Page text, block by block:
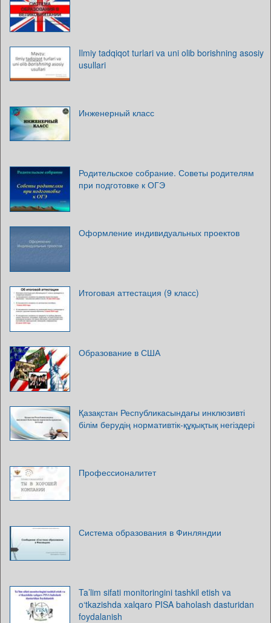
Ilmiy tadqiqot turlari va uni olib borishning asosiy
usullari
Инженерный класс
Родительское собрание. Советы родителям
при подготовке к ОГЭ
Оформление индивидуальных проектов
Итоговая аттестация (9 класс)
Образование в США
Қазақстан Республикасындағы инклюзивті
білім берудің нормативтік-құқықтық негіздері
Профессионалитет
Система образования в Финляндии
Ta’lim sifati monitoringini tashkil etish va
o‘tkazishda xalqaro PISA baholash dasturidan
foydalanish